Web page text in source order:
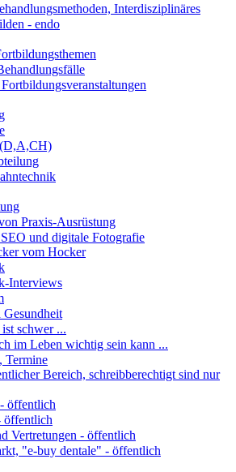
Interdisziplinäres
- endo
Praxis-Ausrüstung
und digitale Fotografie
vom Hocker
Interviews
schwer ...
im Leben wichtig sein kann ...
Termine
Bereich, schreibberechtigt sind nur
öffentlich
Vertretungen - öffentlich
"e-buy dentale" - öffentlich